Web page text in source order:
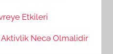
Etkileri
Necə Olmalidir